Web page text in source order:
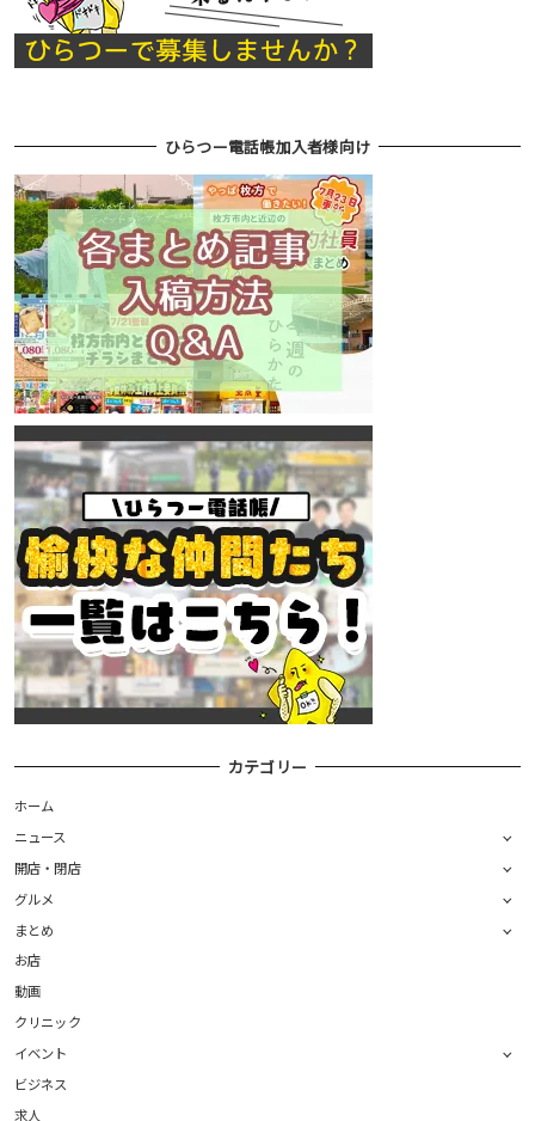
ひらつー電話帳加入者様向け
カテゴリー
ホーム
ニュース
開店・閉店
グルメ
まとめ
お店
動画
クリニック
イベント
ビジネス
求人